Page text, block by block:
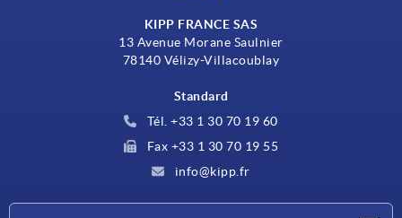
KIPP FRANCE SAS
13 Avenue Morane Saulnier
78140 Vélizy-Villacoublay
Standard
Tél. +33 1 30 70 19 60
Fax +33 1 30 70 19 55
info@kipp.fr